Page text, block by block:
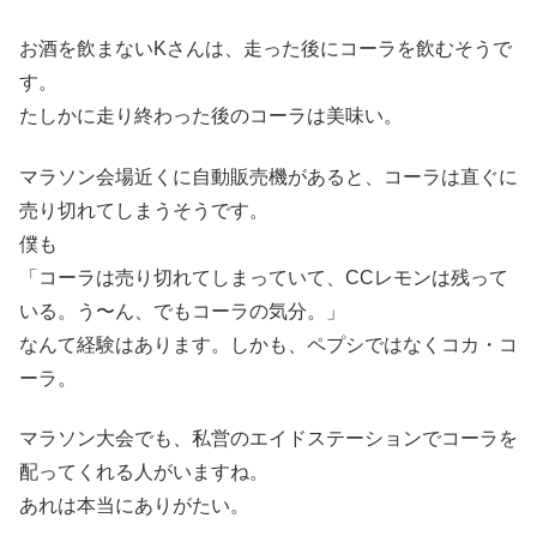
お酒を飲まないKさんは、走った後にコーラを飲むそうで
す。
たしかに走り終わった後のコーラは美味い。
マラソン会場近くに自動販売機があると、コーラは直ぐに
売り切れてしまうそうです。
僕も
「コーラは売り切れてしまっていて、CCレモンは残って
いる。う〜ん、でもコーラの気分。」
なんて経験はあります。しかも、ペプシではなくコカ・コ
ーラ。
マラソン大会でも、私営のエイドステーションでコーラを
配ってくれる人がいますね。
あれは本当にありがたい。